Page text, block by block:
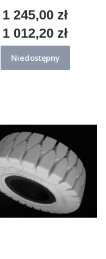
Cena
1 245,00 zł
Cena
1 012,20 zł
Niedostępny